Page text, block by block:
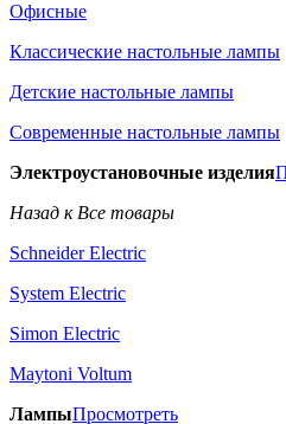
Офисные
Классические настольные лампы
Детские настольные лампы
Современные настольные лампы
Электроустановочные изделия
Назад к Все товары
Schneider Electric
System Electric
Simon Electric
Maytoni Voltum
ЛампыПросмотреть